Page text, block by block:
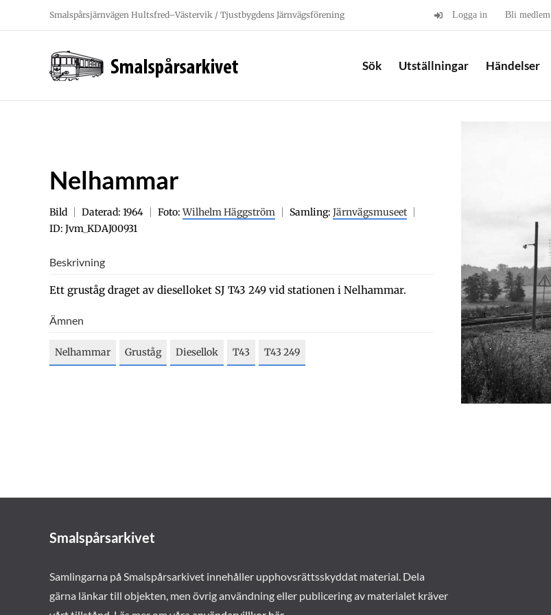
Smalspårsjärnvägen Hultsfred–Västervik / Tjustbygdens Järnvägsförening Logga in Bli medlem
Sök Utställningar Händelser
Nelhammar
Bild Daterad: 1964 Foto: Wilhelm Häggström Samling: Järnvägsmuseet
ID: Jvm_KDAJ00931
Beskrivning
Ett gruståg draget av dieselloket SJ T43 249 vid stationen i Nelhammar.
Ämnen
Nelhammar Gruståg Diesellok T43 T43 249
Smalspårsarkivet
Samlingarna på Smalspårsarkivet innehåller upphovsrättsskyddat material. Dela
gärna länkar till objekten, men övrig användning eller publicering av materialet kräver